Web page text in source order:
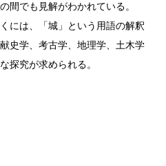
間でも見解がわかれている。
には、「城」という用語の解釈
史学、考古学、地理学、土木学
探究が求められる。